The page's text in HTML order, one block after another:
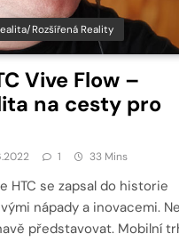
Rozšířená Reality
Vive Flow –
na cesty pro
1 33 Mins
HTC se zapsal do historie
nápady a inovacemi.
představovat. Mobilní